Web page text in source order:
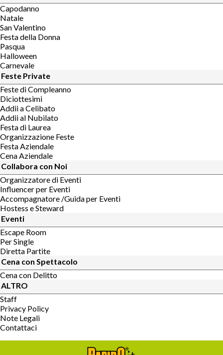
Capodanno
Natale
San Valentino
Festa della Donna
Pasqua
Halloween
Carnevale
Feste Private
Feste di Compleanno
Diciottesimi
Addii a Celibato
Addii al Nubilato
Festa di Laurea
Organizzazione Feste
Festa Aziendale
Cena Aziendale
Collabora con Noi
Organizzatore di Eventi
Influencer per Eventi
Accompagnatore /Guida per Eventi
Hostess e Steward
Eventi
Escape Room
Per Single
Diretta Partite
Cena con Spettacolo
Cena con Delitto
ALTRO
Staff
Privacy Policy
Note Legali
Contattaci